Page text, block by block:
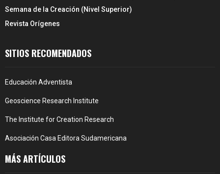
Semana de la Creación (Nivel Superior)
Revista Orígenes
SITIOS RECOMENDADOS
Educación Adventista
Geoscience Research Institute
The Institute for Creation Research
Asociación Casa Editora Sudamericana
MÁS ARTÍCULOS